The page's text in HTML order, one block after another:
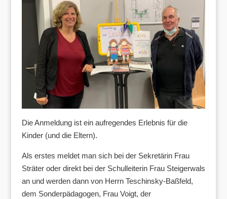
Die Anmeldung ist ein aufregendes Erlebnis für die
Kinder (und die Eltern).
Als erstes meldet man sich bei der Sekretärin Frau
Sträter oder direkt bei der Schulleiterin Frau Steigerwals
an und werden dann von Herrn Teschinsky-Baßfeld,
dem Sonderpädagogen, Frau Voigt, der